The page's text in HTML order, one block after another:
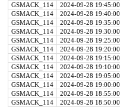
GSMACK_114
2024-09-28 19:45:00
GSMACK_114
2024-09-28 19:40:00
GSMACK_114
2024-09-28 19:35:00
GSMACK_114
2024-09-28 19:30:00
GSMACK_114
2024-09-28 19:25:00
GSMACK_114
2024-09-28 19:20:00
GSMACK_114
2024-09-28 19:15:00
GSMACK_114
2024-09-28 19:10:00
GSMACK_114
2024-09-28 19:05:00
GSMACK_114
2024-09-28 19:00:00
GSMACK_114
2024-09-28 18:55:00
GSMACK_114
2024-09-28 18:50:00